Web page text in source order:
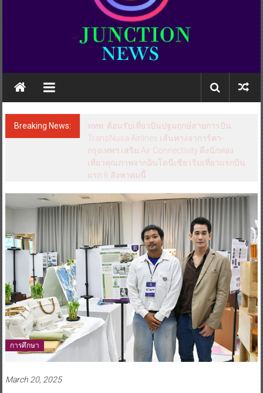
Breaking News:
ททท. ต้อนรับเที่ยวบินปฐมฤกษ์สายการบิน
TransNusa Airlines เส้นทางจาการ์ตา-
กรุงเทพฯ เสริม Air Connectivity ดึงนักท่อง
เที่ยวคุณภาพจากอินโดนีเซีย เริ่มเที่ยวแรกบิน
แรก 6 สิงหาคมนี้
การศึกษา
March 20, 2025